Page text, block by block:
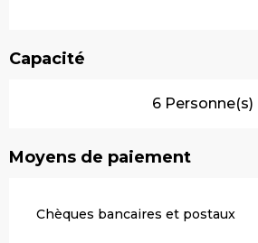
Capacité
6 Personne(s)
Moyens de paiement
Chèques bancaires et postaux